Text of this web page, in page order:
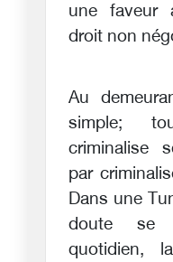
une faveur
droit non
Au
simple;
criminalise
par
Dans une
doute se
quotidien,